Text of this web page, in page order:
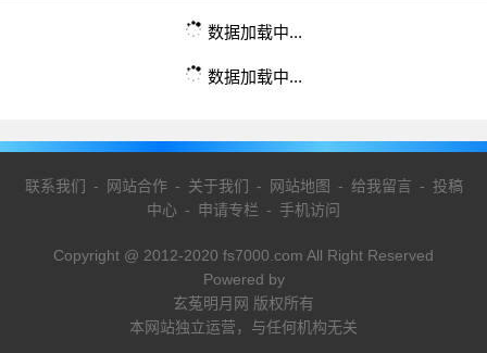
数据加载中...
数据加载中...
联系我们 - 网站合作- 关于我们 - 网站地图 - 给我留言 - 投稿
中心 - 申请专栏 - 手机访问
Copyright @ 2012-2020 fs7000.com All Right Reserved
Powered by
玄菟明月网 版权所有
本网站独立运营，与任何机构无关